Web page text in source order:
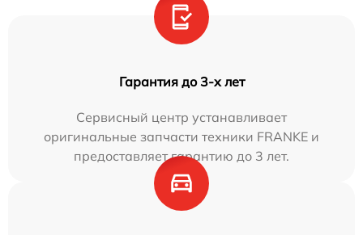
Гарантия до 3-х лет
Сервисный центр устанавливает
оригинальные запчасти техники FRANKE и
предоставляет гарантию до 3 лет.